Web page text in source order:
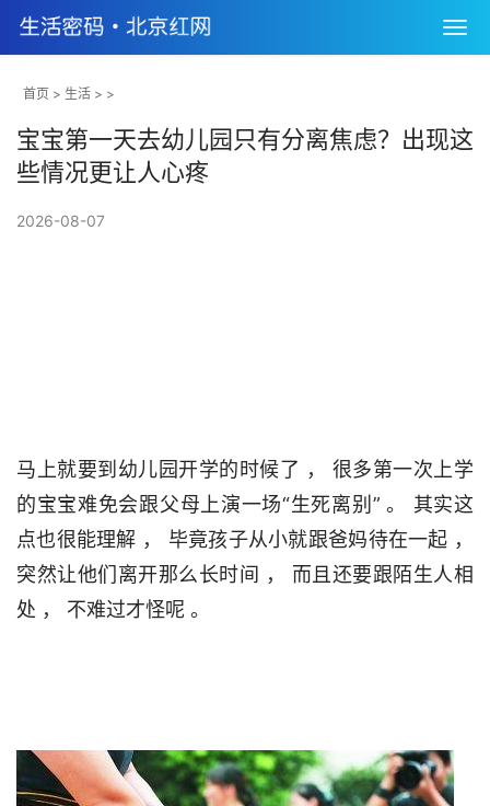
首页 > 生活 > >
宝宝第一天去幼儿园只有分离焦虑？出现这
些情况更让人心疼
2026-08-07
马上就要到幼儿园开学的时候了 ， 很多第一次上学
的宝宝难免会跟父母上演一场“生死离别” 。 其实这
点也很能理解 ， 毕竟孩子从小就跟爸妈待在一起 ，
突然让他们离开那么长时间 ， 而且还要跟陌生人相
处 ， 不难过才怪呢 。